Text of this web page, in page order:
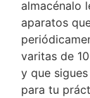
almacénalo
aparatos
varitas de
y que
para tu